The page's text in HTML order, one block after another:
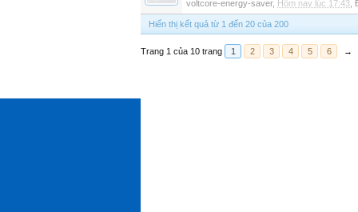
voltcore-energy-saver, Hôm nay lúc 17:43
Hiển thị kết quả từ 1 đến 20 của 200
Trang 1 của 10 trang 1 2 3 4 5 6 →